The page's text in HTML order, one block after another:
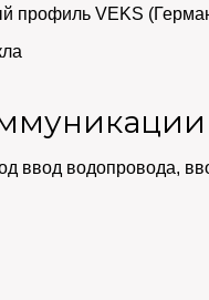
профиль VEKS
ввод водопровода,